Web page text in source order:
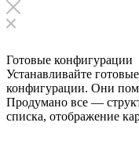
Готовые конфигурации
Устанавливайте
конфигурации. Они
Продумано все —
списка, отображение